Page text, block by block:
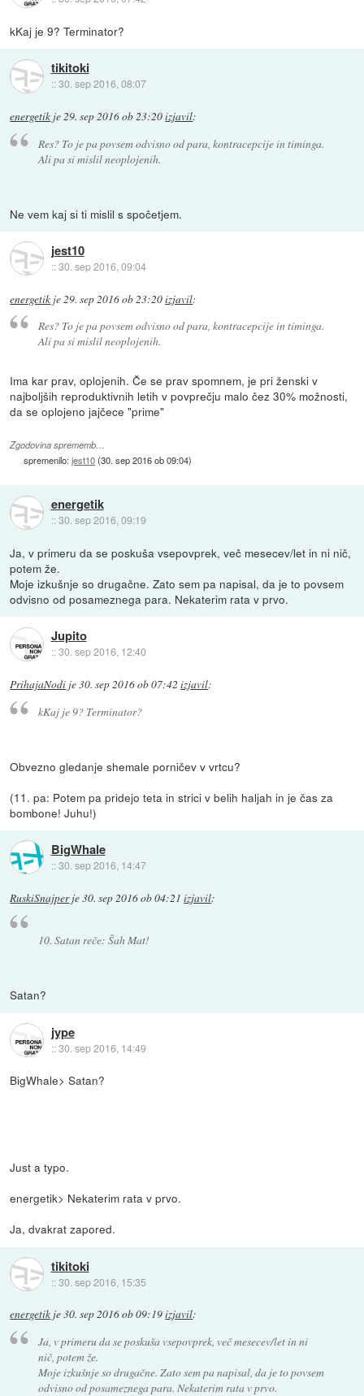
kKaj je 9? Terminator?
tikitoki
::30. sep 2016, 08:07
energetik je29. sep 2016 ob 23:20izjavil:
Res? To je pa povsem odvisno od para, kontracepcije in timinga.
Ali pa si mislil neoplojenih.
Ne vem kaj si ti mislil s spočetjem.
jest10
::30. sep 2016, 09:04
energetik je 29. sep 2016 ob 23:20izjavil:
Res? To je pa povsem odvisno od para, kontracepcije in timinga.
Ali pa si mislil neoplojenih.
Ima kar prav, oplojenih. Če se prav spomnem, je pri ženski v
najboljših reproduktivnih letih v povprečju malo čez 30% možnosti,
da se oplojeno jajčece "prime"
Zgodovina sprememb…
spremenilo:jest10(30. sep 2016 ob 09:04)
energetik
::30. sep 2016, 09:19
Ja, v primeru da se poskuša vsepovprek, več mesecev/let in ni nič,
potem že.
Moje izkušnje so drugačne. Zato sem pa napisal, da je to povsem
odvisno od posameznega para. Nekaterim rata v prvo.
Jupito
::30. sep 2016, 12:40
PrihajaNodi je30. sep 2016 ob 07:42 izjavil:
kKaj je 9? Terminator?
Obvezno gledanje shemale porničev v vrtcu?
(11. pa: Potem pa pridejo teta in strici v belih haljah in je čas za
bombone! Juhu!)
BigWhale
::30. sep 2016, 14:47
RuskiSnajperje30. sep 2016 ob 04:21 izjavil:
10. Satan reče: Šah Mat!
Satan?
jype
::30. sep 2016, 14:49
BigWhale> Satan?
Just a typo.
energetik> Nekaterim rata v prvo.
Ja, dvakrat zapored.
tikitoki
::30. sep 2016, 15:35
energetik je30. sep 2016 ob 09:19izjavil:
Ja, v primeru da se poskuša vsepovprek, več mesecev/let in ni
nič, potem že.
Moje izkušnje so drugačne. Zato sem pa napisal, da je to povsem
odvisno od posameznega para. Nekaterim rata v prvo.